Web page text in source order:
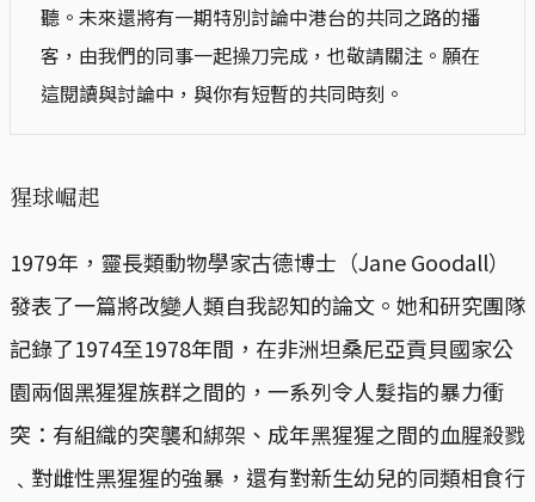
聽。未來還將有一期特別討論中港台的共同之路的播
客，由我們的同事一起操刀完成，也敬請關注。願在
這閱讀與討論中，與你有短暫的共同時刻。
猩球崛起
1979年，靈長類動物學家古德博士（Jane Goodall）
發表了一篇將改變人類自我認知的論文。她和研究團隊
記錄了1974至1978年間，在非洲坦桑尼亞貢貝國家公
園兩個黑猩猩族群之間的，一系列令人髮指的暴力衝
突：有組織的突襲和綁架、成年黑猩猩之間的血腥殺戮
﹑對雌性黑猩猩的強暴，還有對新生幼兒的同類相食行